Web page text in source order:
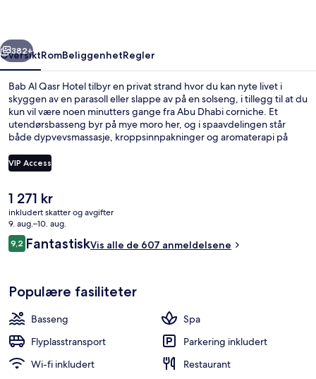
Neste
382+
OversiktRomBeliggenhetRegler
Bab Al Qasr Hotel tilbyr en privat strand hvor du kan nyte livet i
skyggen av en parasoll eller slappe av på en solseng, i tillegg til at du
kun vil være noen minutters gange fra Abu Dhabi corniche. Et
utendørsbasseng byr på mye moro her, og i spaavdelingen står
både dypvevsmassasje, kroppsinnpakninger og aromaterapi på
restauranter, og det er flott å ta en drink på stedets 2 barer/lounger.
På dette hotellet i luksuriøs stil kan du glede deg over fasiliteter som
Andre reisende skryter av blant annet den vennlige betjeningen.
VIP Access
Den
nåværende
prisen
er
1 271 kr
1 271 kr
inkludert skatter og avgifter
9. aug.–10. aug.
Anmeldelser
9,29,2 av 10 –
FantastiskVis alle de 607 anmeldelsene
Populære fasiliteter
Basseng
Spa
Flyplasstransport
Parkering inkludert
Wi-fi inkludert
Restaurant